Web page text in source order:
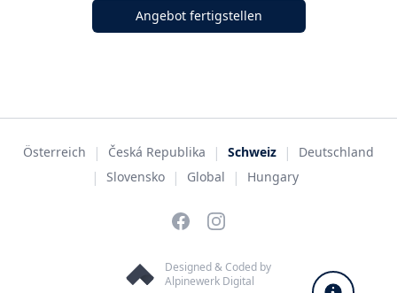
Angebot fertigstellen
Österreich | Česká Republika | Schweiz | Deutschland
| Slovensko | Global | Hungary
FacebookInstagram
Designed & Coded by
Alpinewerk Digital